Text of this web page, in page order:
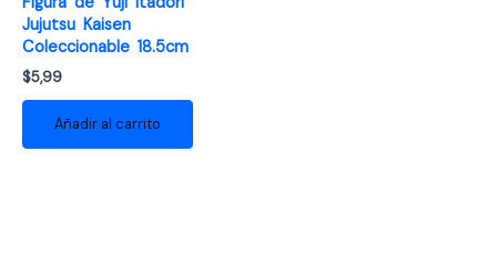
Jujutsu Kaisen
Coleccionable 18.5cm
$5,99
Añadir al carrito